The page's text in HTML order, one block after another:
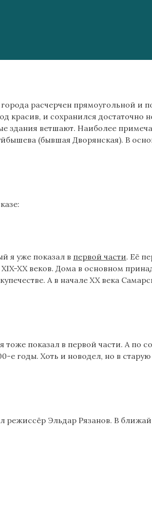
расчерчен прямоугольной и
красив, и сохранился достаточно
здания ветшают. Наиболее
(бывшая Дворянская). В
я уже показал в первой части. Её
XX веков. Дома в основном
А в начале XX века
показал в первой части. А по
годы. Хоть и новодел, но в старую
режиссёр Эльдар Рязанов. В